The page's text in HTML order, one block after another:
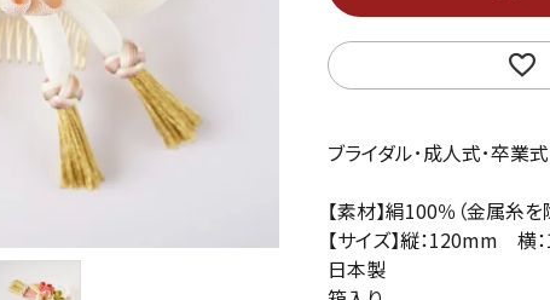
ブライダル･成人式･卒業
【素材】絹100％（金属糸を
【サイズ】縦：120mm
日本製